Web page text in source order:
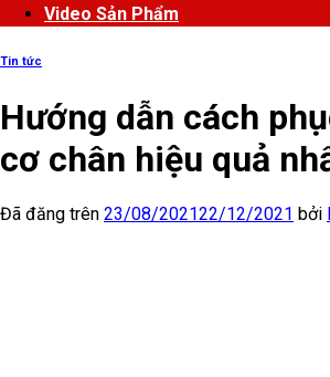
Video Sản Phẩm
Tin tức
Hướng dẫn cách
cơ chân hiệu quả
Đã đăng trên 23/08/202122/12/2021 bởi